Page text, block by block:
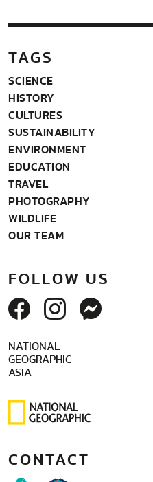
TAGS
SCIENCE
HISTORY
CULTURES
SUSTAINABILITY
ENVIRONMENT
EDUCATION
TRAVEL
PHOTOGRAPHY
WILDLIFE
OUR TEAM
FOLLOW US
NATIONAL
GEOGRAPHIC
ASIA
CONTACT